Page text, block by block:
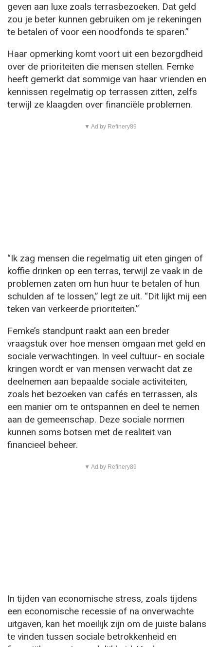
geven aan luxe zoals terrasbezoeken. Dat geld
zou je beter kunnen gebruiken om je rekeningen
te betalen of voor een noodfonds te sparen.”
Haar opmerking komt voort uit een bezorgdheid
over de prioriteiten die mensen stellen. Femke
heeft gemerkt dat sommige van haar vrienden en
kennissen regelmatig op terrassen zitten, zelfs
terwijl ze klaagden over financiële problemen.
▼ Ad by Refinery89
“Ik zag mensen die regelmatig uit eten gingen of
koffie drinken op een terras, terwijl ze vaak in de
problemen zaten om hun huur te betalen of hun
schulden af te lossen,” legt ze uit. “Dit lijkt mij een
teken van verkeerde prioriteiten.”
Femke’s standpunt raakt aan een breder
vraagstuk over hoe mensen omgaan met geld en
sociale verwachtingen. In veel cultuur- en sociale
kringen wordt er van mensen verwacht dat ze
deelnemen aan bepaalde sociale activiteiten,
zoals het bezoeken van cafés en terrassen, als
een manier om te ontspannen en deel te nemen
aan de gemeenschap. Deze sociale normen
kunnen soms botsen met de realiteit van
financieel beheer.
▼ Ad by Refinery89
In tijden van economische stress, zoals tijdens
een economische recessie of na onverwachte
uitgaven, kan het moeilijk zijn om de juiste balans
te vinden tussen sociale betrokkenheid en